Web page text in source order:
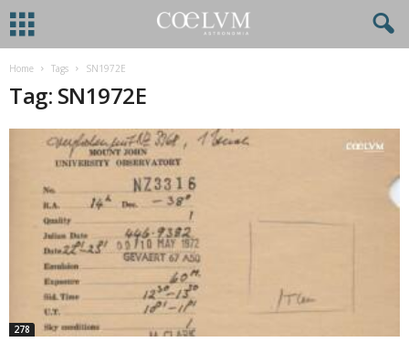
Home Tags SN1972E
Tag: SN1972E
278